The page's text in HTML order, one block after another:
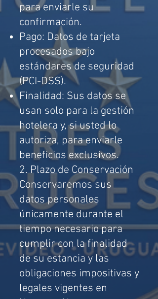
para enviarle su
confirmación.
Pago: Datos de tarjeta
procesados bajo
estándares de seguridad
(PCI-DSS).
Finalidad: Sus datos se
usan solo para la gestión
hotelera y, si usted lo
autoriza, para enviarle
beneficios exclusivos.
2. Plazo de Conservación
Conservaremos sus
datos personales
únicamente durante el
tiempo necesario para
cumplir con la finalidad
de su estancia y las
obligaciones impositivas y
legales vigentes en